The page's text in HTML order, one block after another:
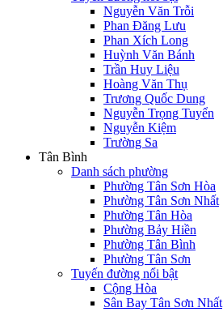
Nguyễn Văn Trỗi
Phan Đăng Lưu
Phan Xích Long
Huỳnh Văn Bánh
Trần Huy Liệu
Hoàng Văn Thụ
Trương Quốc Dung
Nguyễn Trọng Tuyển
Nguyễn Kiệm
Trường Sa
Tân Bình
Danh sách phường
Phường Tân Sơn Hòa
Phường Tân Sơn Nhất
Phường Tân Hòa
Phường Bảy Hiền
Phường Tân Bình
Phường Tân Sơn
Tuyến đường nổi bật
Cộng Hòa
Sân Bay Tân Sơn Nhất